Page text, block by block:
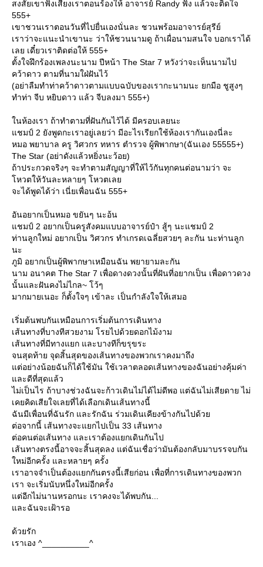
สงสัยเขาฟังเสียงเราตอนร้องให้ อาจารย์ Randy ฟัง แล้วจะติดใจ
555+
เขาชวนเราตอนวันที่ไปยื่นเองนั่นละ ชวนพร้อมอาจารย์สุรีย์
เราว่าจะแนะนำเขานะ ว่าให้ชวนนามดู ถ้าเผื่อนามสนใจ บอกเราได้
เลย เดี๋ยวเราติดต่อให้ 555+
ตั้งใจฝึกร้องเพลงนะนาม ปีหน้า The Star 7 หวังว่าจะเห็นนามไป
คว้าดาว ตามที่นามใฝ่ฝันไว้
(อย่าลืมทำท่าคว้าดาวตามแบบฉบับของเรากะนามนะ ยกมือ ชูสูงๆ
ทำท่า จีบ หยิบดาว แล้ว จีบลงมา 555+)
นห้องเรา ถ้าทำตามที่ฝันกันไว้ได้ มีครอบเลยนะ
ชมป์ 2 ยังพูดกะเราอยู่เลยว่า มีอะไรเรียกใช้ห้องเรากันเองนี่ละ
หมอ พยาบาล ครู วิศวกร ทหาร ตำรวจ ผู้พิพากษา(ฉันเอง 55555+)
The Star (อย่าดังแล้วหยิ่งนะว้อย)
ถ้าประกวดจริงๆ จะทำตามสัญญาที่ให้ไว้กันทุกคนต่อนามว่า จะ
หวตให้วันละหลายๆ โหวตเล
จะได้พูดได้ว่า เนี่ยเพื่อนฉัน 555+
อันอยากเป็นหมอ ขยันๆ นะอ้น
ชมป์ 2 อยากเป็นครูสังคมแบบอาจารย์ป๋า สู้ๆ นะแชมป์ 2
ท่านลูกใหม่ อยากเป็น วิศวกร ทำเกรดเฉลี่ยสวยๆ ละกัน นะท่านลูก
นะ
ภูมิ อยากเป็นผู้พิพากษาเหมือนฉัน พยายามละกัน
นาม อนาคต The Star 7 เพื่อดางดวงนั้นที่ฝันที่อยากเป็น เพื่อดาวดวง
นั้นและฝันคงไม่ไกล~ โว้ๆ
มากมายเนอะ ก็ตั้งใจๆ เข้าละ เป็นกำลังใจให้เสมอ
เริ่มต้นพบกันเหมือนการเริ่มต้นการเดินทาง
เส้นทางที่บางทีสวยงาม โรยไปด้วยดอกไม้งาม
เส้นทางที่มีทางแยก และบางทีก็ขรุขระ
จนสุดท้าย จุดสิ้นสุดของเส้นทางของพวกเราคงมาถึง
ต่อย่างน้อยฉันก็ได้ใช้มัน ใช้เวลาตลอดเส้นทางของฉันอย่างคุ้มค่า
ละดีที่สุดแล้ว
ไม่เป็นไร ถ้าบางช่วงฉันจะก้าวเดินไม่ได้ไม่ดีพอ แต่ฉันไม่เสียดาย ไม่
เคยคิดเสียใจเลยที่ได้เลือกเดินเส้นทางนี้
ฉันมีเพื่อนที่ฉันรัก และรักฉัน ร่วมเดินเคียงข้างกันไปด้ว
ต่อจากนี้ เส้นทางจะแยกไปเป็น 33 เส้นทาง
ต่อคนต่อเส้นทาง และเราต้องแยกเดินกันไป
เส้นทางตรงนี้อาจจะสิ้นสุดลง แต่ฉันเชื่อว่ามันต้องกลับมาบรรจบกัน
หม่อีกครั้ง และหลายๆ ครั้ง
เราอาจจำเป็นต้องแยกกันตรงนี้เสียก่อน เพื่อที่การเดินทางของพวก
เรา จะเริ่มนับหนึ่งใหม่อีกครั้ง
ต่อีกไม่นานหรอกนะ เราคงจะได้พบกัน...
ละฉันจะเฝ้ารอ
ด้วยรัก
เราเอง ^__________^